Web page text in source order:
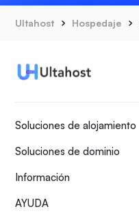
Ultahost Hospedaje
Soluciones de alojamiento
Soluciones de dominio
Información
AYUDA